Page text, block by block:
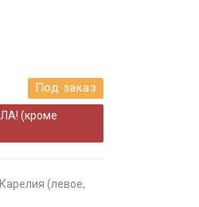
Под заказ
(кроме
(левое,